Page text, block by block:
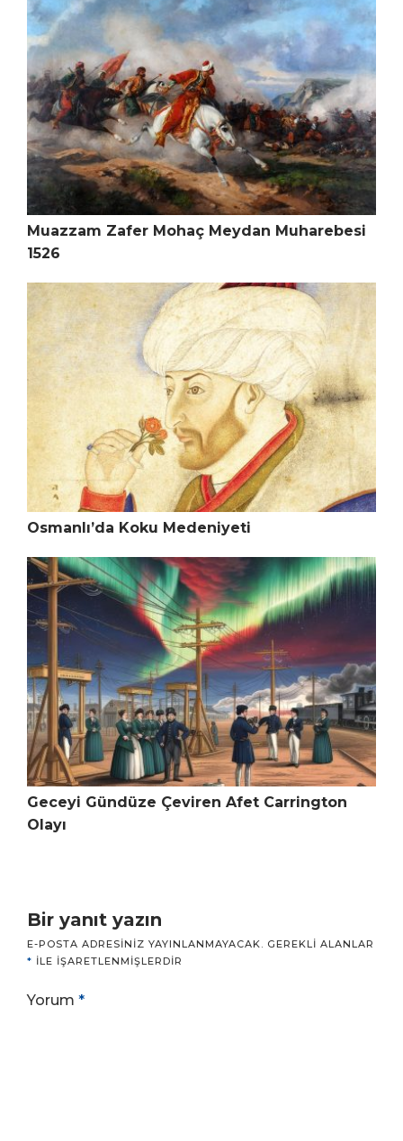
Muazzam Zafer Mohaç Meydan Muharebesi
1526
Osmanlı’da Koku Medeniyeti
Geceyi Gündüze Çeviren Afet Carrington
Olayı
Bir yanıt yazın
E-POSTA ADRESINIZ YAYINLANMAYACAK. GEREKLI ALANLAR
* ILE IŞARETLENMIŞLERDIR
Yorum *